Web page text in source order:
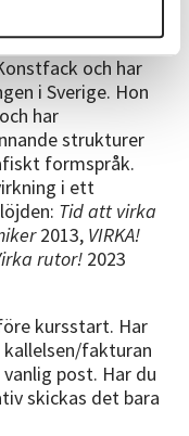
som
kurser och
och har
i Sverige. Hon
har
strukturer
formspråk.
i ett
Tid att virka
2013, VIRKA!
rutor! 2023
kursstart. Har
fakturan
post. Har du
skickas det bara